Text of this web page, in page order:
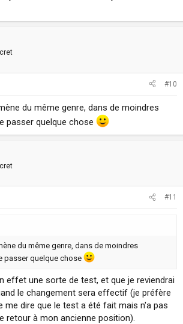
#10
du même genre, dans de moindres
passer quelque chose
#11
du même genre, dans de moindres
passer quelque chose
effet une sorte de test, et que je reviendrai
le changement sera effectif (je préfère
me dire que le test a été fait mais n'a pas
retour à mon ancienne position).